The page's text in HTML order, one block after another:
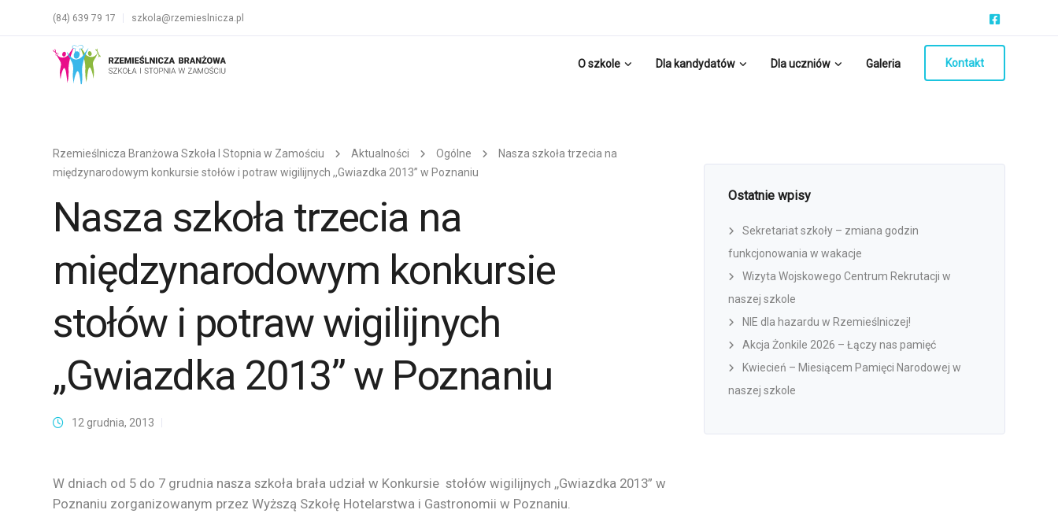
(84) 639 79 17 szkola@rzemieslnicza.pl
O szkole Dla kandydatów Dla uczniów Galeria Kontakt
Rzemieślnicza Branżowa Szkoła I Stopnia w Zamościu Aktualności Ogólne
Nasza szkoła trzecia na
międzynarodowym konkursie stołów i potraw wigilijnych ,,Gwiazdka 2013” w Poznaniu
Nasza szkoła trzecia na
międzynarodowym konkursie
stołów i potraw wigilijnych
,,Gwiazdka 2013” w Poznaniu
12 grudnia, 2013
W dniach od 5 do 7 grudnia nasza szkoła brała udział w Konkursie stołów wigilijnych ,,Gwiazdka 2013” w
Poznaniu zorganizowanym przez Wyższą Szkołę Hotelarstwa i Gastronomii w Poznaniu.
Ostatnie wpisy
Sekretariat szkoły – zmiana godzin
funkcjonowania w wakacje
Wizyta Wojskowego Centrum Rekrutacji w
naszej szkole
NIE dla hazardu w Rzemieślniczej!
Akcja Żonkile 2026 – Łączy nas pamięć
Kwiecień – Miesiącem Pamięci Narodowej w
naszej szkole